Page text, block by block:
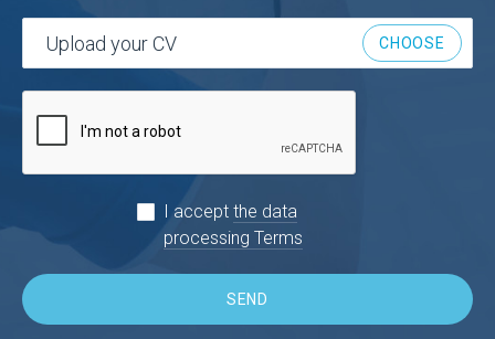
CHOOSE
Upload your CV
I accept the data
processing Terms
SEND